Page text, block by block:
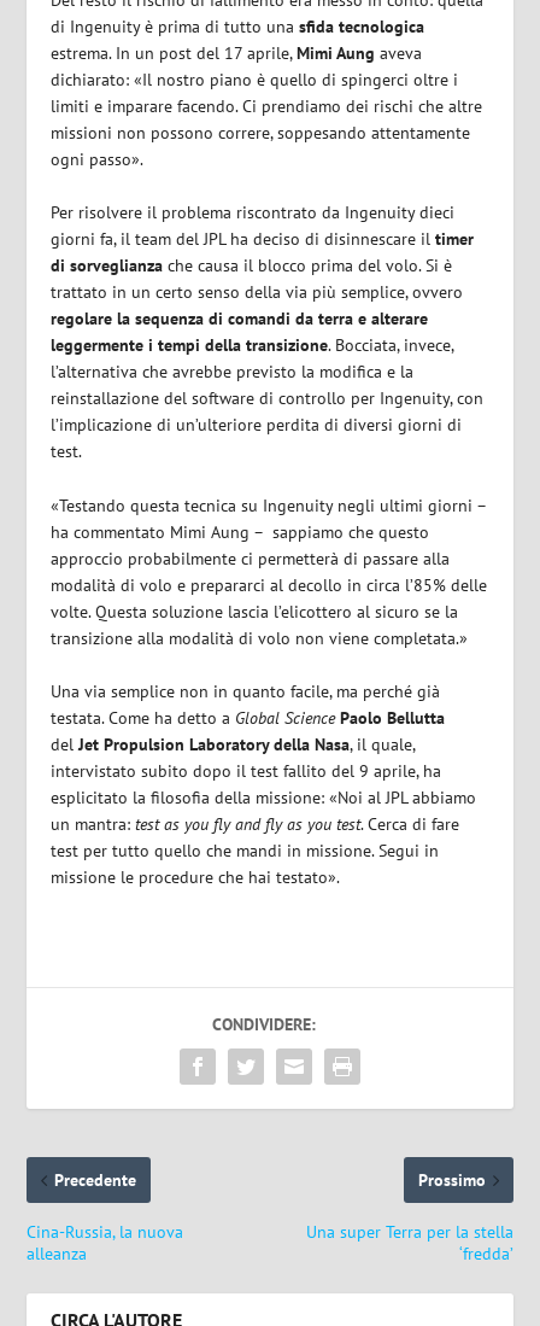
di Ingenuity è prima di tutto unasfida tecnologica
estrema. In un post del 17 aprile,Mimi Aung aveva
dichiarato: «Il nostro piano è quello di spingerci oltre i
limiti e imparare facendo. Ci prendiamo dei rischi che altre
missioni non possono correre, soppesando attentamente
ogni passo».
Per risolvere il problema riscontrato da Ingenuity dieci
giorni fa, il team del JPL ha deciso di disinnescare iltimer
di sorveglianza che causa il blocco prima del volo. Si è
trattato in un certo senso della via più semplice, ovvero
regolare la sequenza di comandi da terra e alterare
leggermente i tempi della transizione. Bocciata, invece,
l’alternativa che avrebbe previsto la modifica e la
reinstallazione del software di controllo per Ingenuity, con
l’implicazione di un’ulteriore perdita di diversi giorni di
test.
«Testando questa tecnica su Ingenuity negli ultimi giorni –
ha commentato Mimi Aung – sappiamo che questo
approccio probabilmente ci permetterà di passare alla
modalità di volo e prepararci al decollo in circa l’85% delle
volte. Questa soluzione lascia l’elicottero al sicuro se la
transizione alla modalità di volo non viene completata.»
Una via semplice non in quanto facile, ma perché già
testata. Come ha detto a Global Science Paolo Bellutta
delJet Propulsion Laboratory della Nasa, il quale,
intervistato subito dopo il test fallito del 9 aprile, ha
esplicitato la filosofia della missione: «Noi al JPL abbiamo
un mantra:test as you fly and fly as you test. Cerca di fare
test per tutto quello che mandi in missione. Segui in
missione le procedure che hai testato».
CONDIVIDERE:
Precedente
Cina-Russia, la nuova
alleanza
Prossimo
Una super Terra per la stella
‘fredda’
CIRCA L'AUTORE